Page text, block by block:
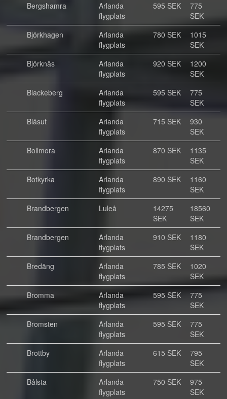
Bergshamra
Arlanda
flygplats
595 SEK
775
SEK
Björkhagen
Arlanda
flygplats
780 SEK
1015
SEK
Björknäs
Arlanda
flygplats
920 SEK
1200
SEK
Blackeberg
Arlanda
flygplats
595 SEK
775
SEK
Blåsut
Arlanda
flygplats
715 SEK
930
SEK
Bollmora
Arlanda
flygplats
870 SEK
1135
SEK
Botkyrka
Arlanda
flygplats
890 SEK
1160
SEK
Brandbergen
Luleå
14275
SEK
18560
SEK
Brandbergen
Arlanda
flygplats
910 SEK
1180
SEK
Bredäng
Arlanda
flygplats
785 SEK
1020
SEK
Bromma
Arlanda
flygplats
595 SEK
775
SEK
Bromsten
Arlanda
flygplats
595 SEK
775
SEK
Brottby
Arlanda
flygplats
615 SEK
795
SEK
Bålsta
Arlanda
flygplats
750 SEK
975
SEK